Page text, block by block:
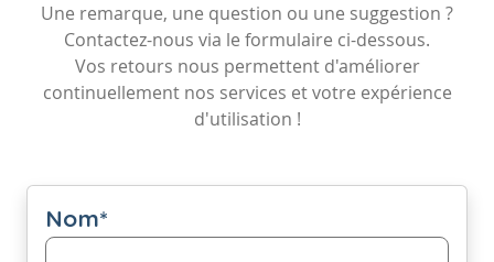
Une remarque, une question ou une suggestion ?
Contactez-nous via le formulaire ci-dessous.
Vos retours nous permettent d'améliorer
continuellement nos services et votre expérience
d'utilisation !
Nom*